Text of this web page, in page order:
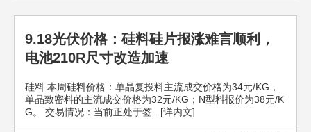
9.18光伏价格：硅料硅片报涨难言顺利，
电池210R尺寸改造加速
硅料 本周硅料价格：单晶复投料主流成交价格为34元/KG，
单晶致密料的主流成交价格为32元/KG；N型料报价为38元/K
G。 交易情况：当前正处于签.. [详内文]